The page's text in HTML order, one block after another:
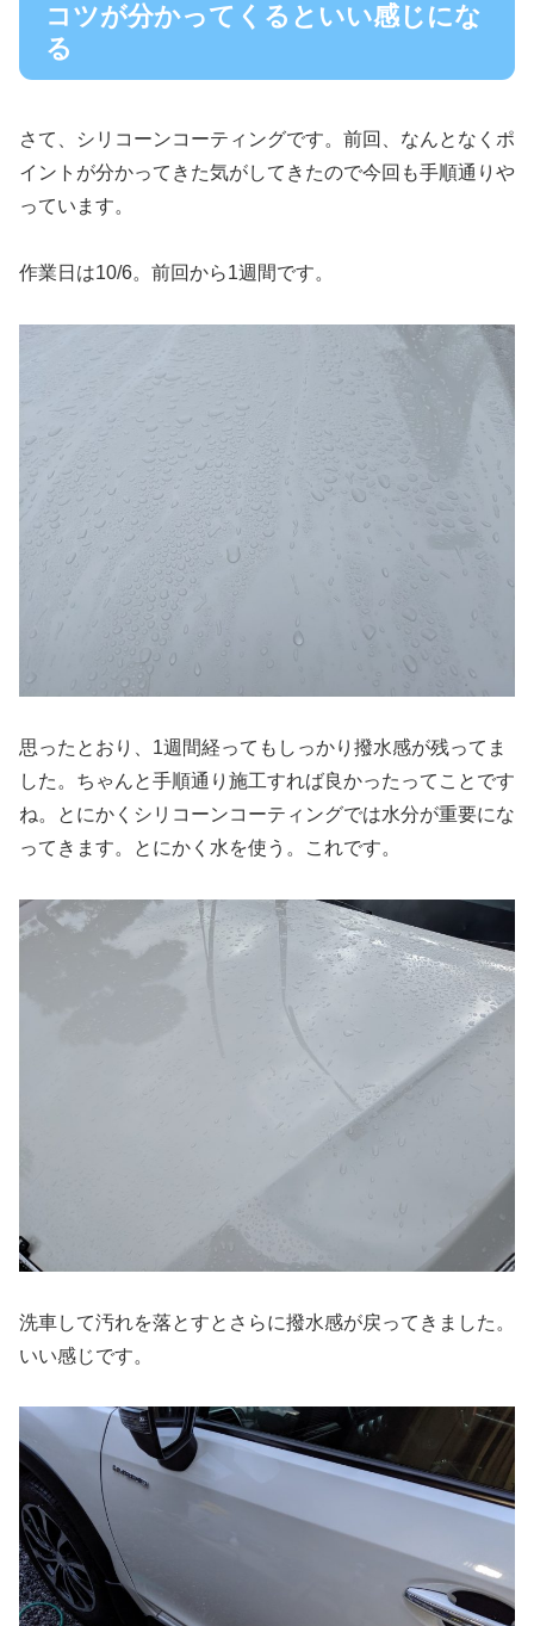
コツが分かってくるといい感じにな
る
さて、シリコーンコーティングです。前回、なんとなくポ
イントが分かってきた気がしてきたので今回も手順通りや
っています。
作業日は10/6。前回から1週間です。
思ったとおり、1週間経ってもしっかり撥水感が残ってま
した。ちゃんと手順通り施工すれば良かったってことです
ね。とにかくシリコーンコーティングでは水分が重要にな
ってきます。とにかく水を使う。これです。
洗車して汚れを落とすとさらに撥水感が戻ってきました。
いい感じです。